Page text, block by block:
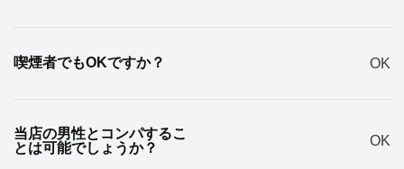
喫煙者でもOKですか？ OK
当店の男性とコンパするこ
とは可能でしょうか？
OK